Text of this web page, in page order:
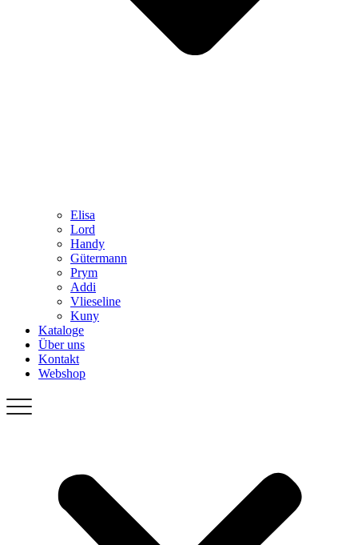
Elisa
Lord
Handy
Gütermann
Prym
Addi
Vlieseline
Kuny
Kataloge
Über uns
Kontakt
Webshop